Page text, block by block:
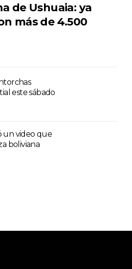
de Ushuaia: ya
más de 4.500
este sábado
un video que
boliviana